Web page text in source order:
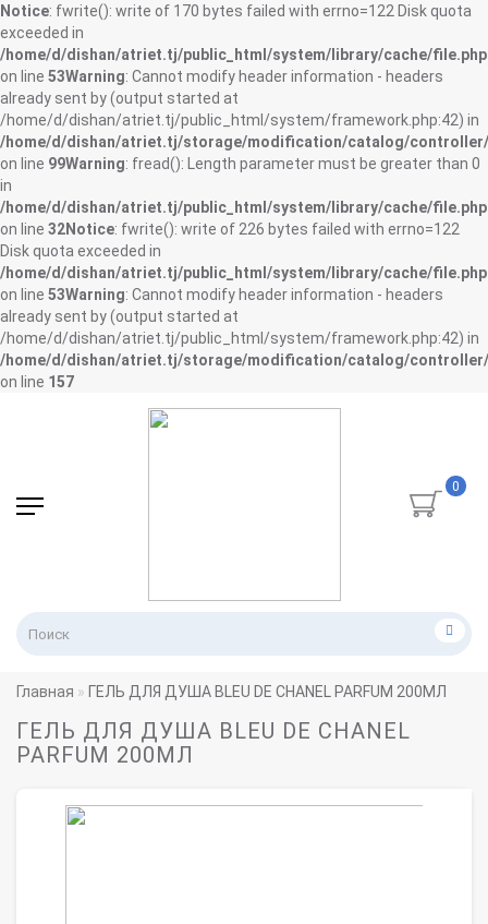
Notice: fwrite(): write of 170 bytes failed with errno=122 Disk quota
exceeded in
/home/d/dishan/atriet.tj/public_html/system/library/cache/file.php
on line 53Warning: Cannot modify header information - headers
already sent by (output started at
/home/d/dishan/atriet.tj/public_html/system/framework.php:42) in
/home/d/dishan/atriet.tj/storage/modification/catalog/
on line 99Warning: fread(): Length parameter must be greater than 0
in
/home/d/dishan/atriet.tj/public_html/system/library/cache/file.php
on line 32Notice: fwrite(): write of 226 bytes failed with errno=122
Disk quota exceeded in
/home/d/dishan/atriet.tj/public_html/system/library/cache/file.php
on line 53Warning: Cannot modify header information - headers
already sent by (output started at
/home/d/dishan/atriet.tj/public_html/system/framework.php:42) in
/home/d/dishan/atriet.tj/storage/modification/catalog/
on line 157
0
Главная ГЕЛЬ ДЛЯ ДУША BLEU DE CHANEL PARFUM 200МЛ
ГЕЛЬ ДЛЯ ДУША BLEU DE CHANEL
PARFUM 200МЛ